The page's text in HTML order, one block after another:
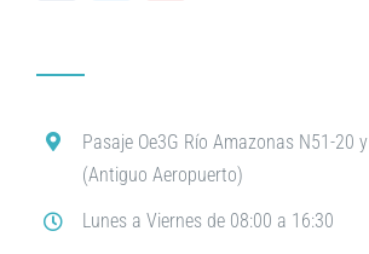
Pasaje Oe3G Río Amazonas N51-20
(Antiguo Aeropuerto)
Lunes a Viernes de 08:00 a 16:30